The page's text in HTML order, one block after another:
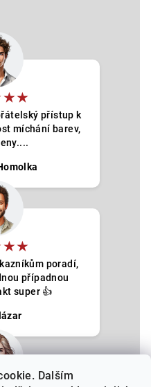
Dalším
přístup k
míchání barev,
poradí,
případnou
super 👍